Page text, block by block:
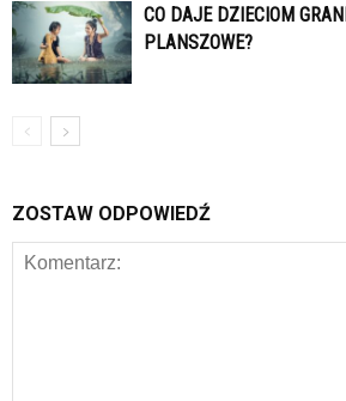
CO DAJE DZIECIOM
PLANSZOWE?
ZOSTAW ODPOWIEDŹ